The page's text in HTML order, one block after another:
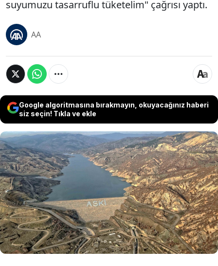
suyumuzu tasarruflu tüketelim" çağrısı yaptı.
AA
Google algoritmasına bırakmayın, okuyacağınız haberi
siz seçin! Tıkla ve ekle
Küresel ısınmaya bağlı olarak kuraklık tehdidi
artarken Ankara'daki barajların doluluk oranı
ise yüzde 40.72 olarak ölçüldü. ASKİ Genel
Müdürü Memduh Aslan Akçay "Su
kaynaklarımızı verimli kullanmak adına,
suyumuzu tasarruflu tüketelim" çağrısı yaptı.